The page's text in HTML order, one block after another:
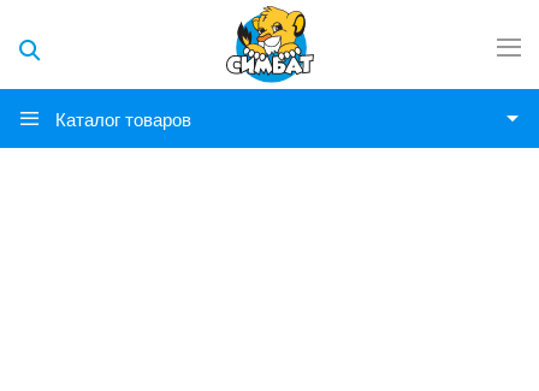
Каталог товаров